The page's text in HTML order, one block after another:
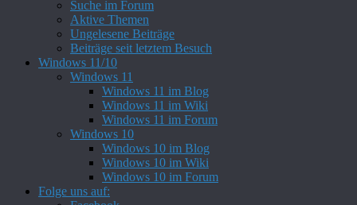
Suche im Forum
Aktive Themen
Ungelesene Beiträge
Beiträge seit letztem Besuch
Windows 11/10
Windows 11
Windows 11 im Blog
Windows 11 im Wiki
Windows 11 im Forum
Windows 10
Windows 10 im Blog
Windows 10 im Wiki
Windows 10 im Forum
Folge uns auf: